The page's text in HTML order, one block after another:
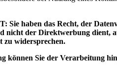
Sie haben das Recht, der
nicht der Direktwerbung dient,
zu widersprechen.
können Sie der Verarbeitung